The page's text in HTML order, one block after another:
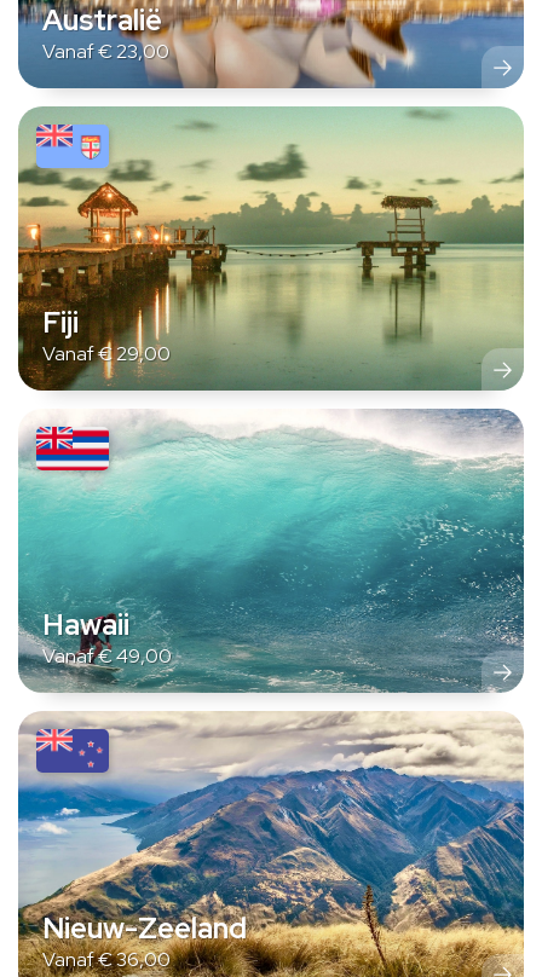
Australië
Vanaf€23,00
Fiji
Vanaf€29,00
Hawaii
Vanaf€49,00
Nieuw-Zeeland
Vanaf€36,00